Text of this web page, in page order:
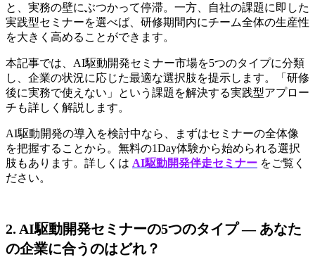
と、実務の壁にぶつかって停滞。一方、自社の課題に即した
実践型セミナーを選べば、研修期間内にチーム全体の生産性
を大きく高めることができます。
本記事では、AI駆動開発セミナー市場を5つのタイプに分類
し、企業の状況に応じた最適な選択肢を提示します。「研修
後に実務で使えない」という課題を解決する実践型アプロー
チも詳しく解説します。
AI駆動開発の導入を検討中なら、まずはセミナーの全体像
を把握することから。無料の1Day体験から始められる選択
肢もあります。詳しくは AI駆動開発伴走セミナー をご覧く
ださい。
2. AI駆動開発セミナーの5つのタイプ — あなた
の企業に合うのはどれ？